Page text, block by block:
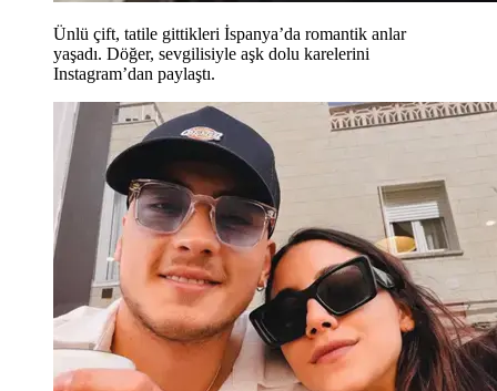
Ünlü çift, tatile gittikleri İspanya’da romantik anlar
yaşadı. Döğer, sevgilisiyle aşk dolu karelerini
Instagram’dan paylaştı.